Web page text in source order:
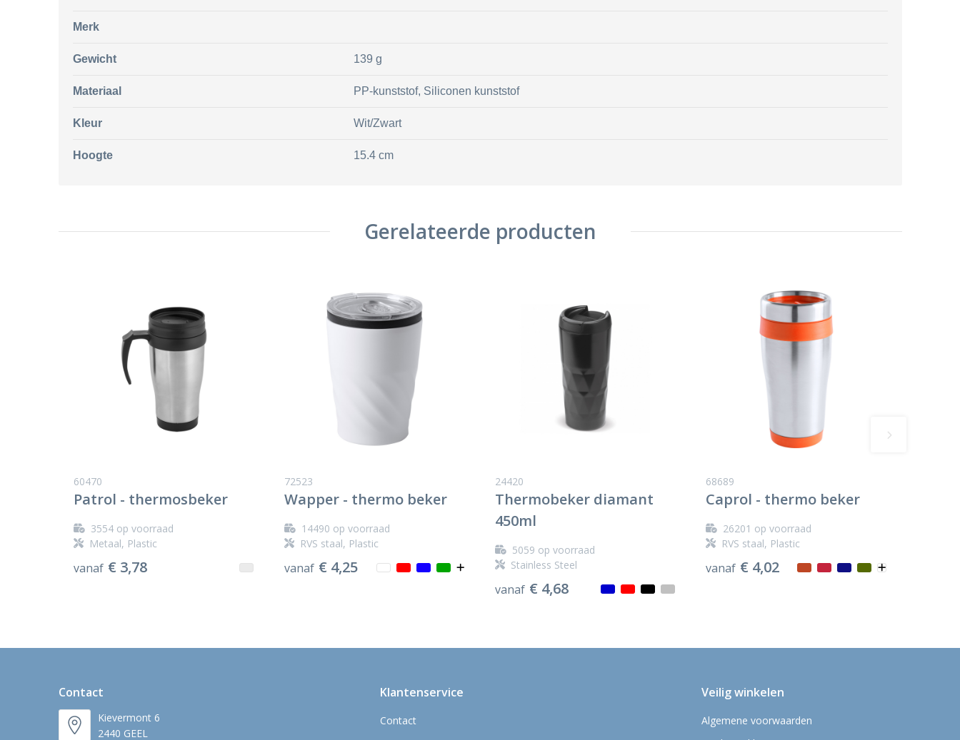
Merk
Gewicht 139 g
Materiaal PP-kunststof, Siliconen kunststof
Kleur Wit/Zwart
Hoogte 15.4 cm
Gerelateerde producten
60470
Patrol - thermosbeker
3554op voorraad
Metaal, Plastic
vanaf € 3,78
72523
Wapper - thermo beker
14490 op voorraad
RVS staal, Plastic
vanaf € 4,25
24420
Thermobeker diamant
450ml
5059 op voorraad
Stainless Steel
vanaf € 4,68
68689
Caprol - thermo beker
26201 op voorraad
RVS staal, Plastic
vanaf € 4,02
Contact
Kievermont 6
2440 GEEL
Klantenservice
Contact
Veilig winkelen
Algemene voorwaarden